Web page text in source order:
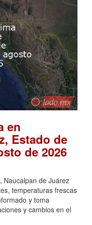
en
Estado de
de 2026
Naucalpan de Juárez
temperaturas frescas
y toma
y cambios en el